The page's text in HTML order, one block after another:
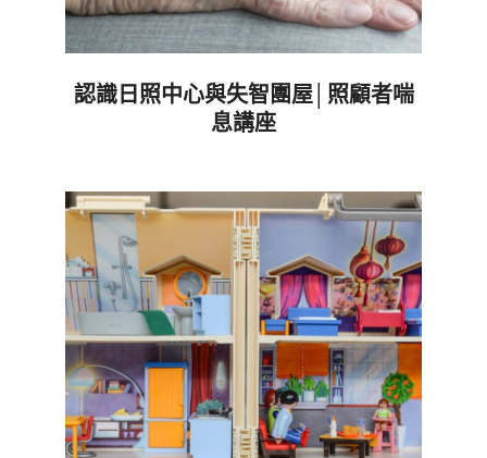
認識日照中心與失智團屋│照顧者喘
息講座
31